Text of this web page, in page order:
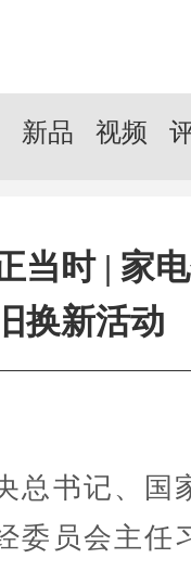
新品 视频
当时 | 家
换新活动
书记、国
委员会主任